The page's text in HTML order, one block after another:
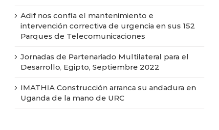
Adif nos confía el mantenimiento e
intervención correctiva de urgencia en sus 152
Parques de Telecomunicaciones
Jornadas de Partenariado Multilateral para el
Desarrollo, Egipto, Septiembre 2022
IMATHIA Construcción arranca su andadura en
Uganda de la mano de URC